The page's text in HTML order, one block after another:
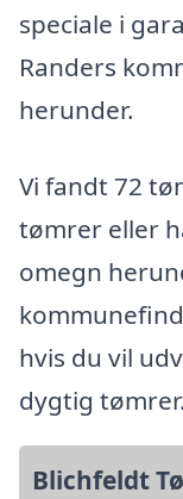
speciale i
Randers
herunder.
Vi fandt 72
tømrer eller
omegn
hvis du vil
dygtig tømrer.
Blichfeldt